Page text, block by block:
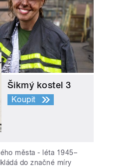
Šikmý kostel 3
Koupit
města - léta 1945–
do značné míry